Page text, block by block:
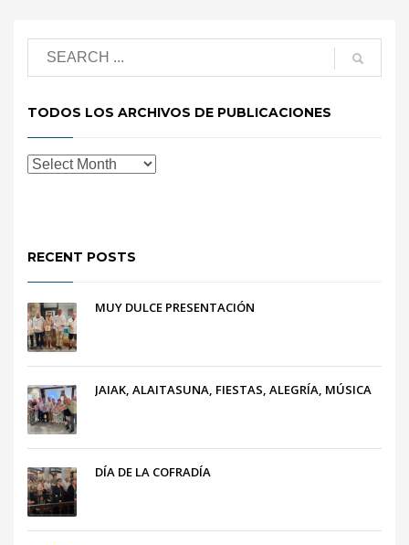
TODOS LOS ARCHIVOS DE PUBLICACIONES
RECENT POSTS
MUY DULCE PRESENTACIÓN
JAIAK, ALAITASUNA, FIESTAS, ALEGRÍA, MÚSICA
DÍA DE LA COFRADÍA